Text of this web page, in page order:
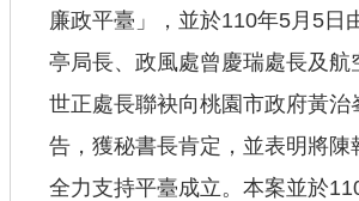
【政府網站資料開放宣告】
廉政平臺」，並於110年5月5日
亭局長、政風處曾慶瑞處長及航
世正處長聯袂向桃園市政府黃治
告，獲秘書長肯定，並表明將陳
全力支持平臺成立。本案並於